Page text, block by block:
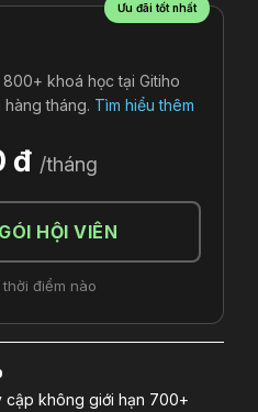
Ưu đãi tốt nhất
khoá học tại Gitiho
tháng. Tìm hiểu thêm
đ /tháng
HỘI VIÊN
thời điểm nào
cập không giới hạn 700+